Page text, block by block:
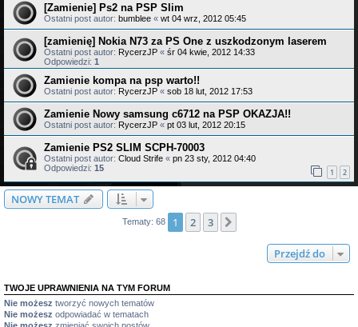
[Zamienie] Ps2 na PSP Slim
Ostatni post autor: bumblee « wt 04 wrz, 2012 05:45
[zamienię] Nokia N73 za PS One z uszkodzonym laserem
Ostatni post autor: RycerzJP « śr 04 kwie, 2012 14:33
Odpowiedzi: 1
Zamienie kompa na psp warto!!
Ostatni post autor: RycerzJP « sob 18 lut, 2012 17:53
Zamienie Nowy samsung c6712 na PSP OKAZJA!!
Ostatni post autor: RycerzJP « pt 03 lut, 2012 20:15
Zamienie PS2 SLIM SCPH-70003
Ostatni post autor: Cloud Strife « pn 23 sty, 2012 04:40
Odpowiedzi: 15 1 2
NOWY TEMAT
Tematy: 68 1 2 3
Przejdź do
TWOJE UPRAWNIENIA NA TYM FORUM
Nie możesz tworzyć nowych tematów
Nie możesz odpowiadać w tematach